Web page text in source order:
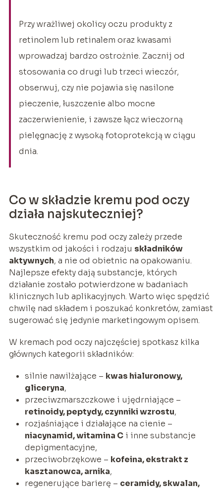
Przy wrażliwej okolicy oczu produkty z
retinolem lub retinalem oraz kwasami
wprowadzaj bardzo ostrożnie. Zacznij od
stosowania co drugi lub trzeci wieczór,
obserwuj, czy nie pojawia się nasilone
pieczenie, łuszczenie albo mocne
zaczerwienienie, i zawsze łącz wieczorną
pielęgnację z wysoką fotoprotekcją w ciągu
dnia.
Co w składzie kremu pod oczy
działa najskuteczniej?
Skuteczność kremu pod oczy zależy przede
wszystkim od jakości i rodzaju składników
aktywnych, a nie od obietnic na opakowaniu.
Najlepsze efekty dają substancje, których
działanie zostało potwierdzone w badaniach
klinicznych lub aplikacyjnych. Warto więc spędzić
chwilę nad składem i poszukać konkretów, zamiast
sugerować się jedynie marketingowym opisem.
W kremach pod oczy najczęściej spotkasz kilka
głównych kategorii składników:
silnie nawilżające – kwas hialuronowy,
gliceryna,
przeciwzmarszczkowe i ujędrniające –
retinoidy, peptydy, czynniki wzrostu,
rozjaśniające i działające na cienie –
niacynamid, witamina Ci inne substancje
depigmentacyjne,
przeciwobrzękowe – kofeina, ekstrakt z
kasztanowca, arnika,
regenerujące barierę – ceramidy, skwalan,